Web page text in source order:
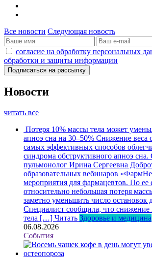
Все новости Следующая новость
согласие на обработку персональных
обработки и защиты информации
Новости
читать все
Потеря 10% массы тела может
апноэ сна на 30–50% Снижение веса
самых эффективных способов
синдрома обструктивного апноэ сна.
пульмонолог Ирина Сергеевна
образовательных вебинаров
мероприятия для фармацевтов. По ее
относительно небольшая потеря
заметно уменьшить число остановок
Специалист сообщила, что снижение
тела […] Читать Здоровье и медицина
06.08.2026
События